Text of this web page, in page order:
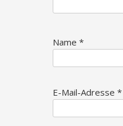
Name *
E-Mail-Adresse *